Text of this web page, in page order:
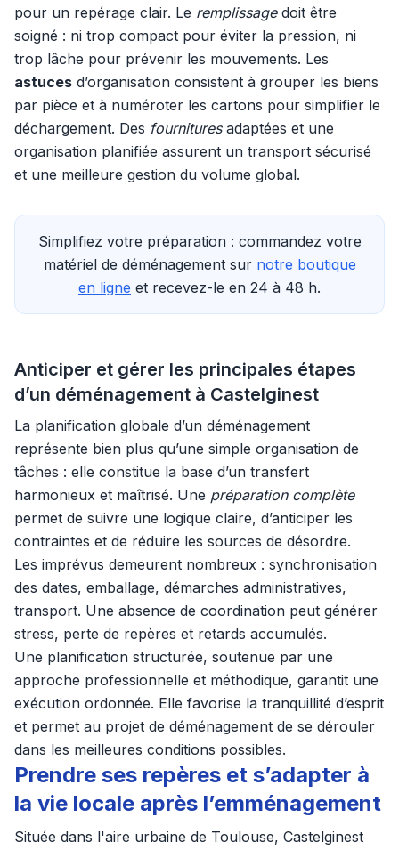
pour un repérage clair. Le remplissagedoit être
soigné : ni trop compact pour éviter la pression, ni
trop lâche pour prévenir les mouvements. Les
astuces d’organisation consistent à grouper les biens
par pièce et à numéroter les cartons pour simplifier le
déchargement. Des fournituresadaptées et une
organisation planifiée assurent un transport sécurisé
et une meilleure gestion du volume global.
Simplifiez votre préparation : commandez votre
matériel de déménagement sur notre boutique
en ligne et recevez-le en 24 à 48 h.
Anticiper et gérer les principales étapes
d’un déménagement à Castelginest
La planification globale d’un déménagement
représente bien plus qu’une simple organisation de
tâches : elle constitue la base d’un transfert
harmonieux et maîtrisé. Une préparation complète
permet de suivre une logique claire, d’anticiper les
contraintes et de réduire les sources de désordre.
Les imprévus demeurent nombreux : synchronisation
des dates, emballage, démarches administratives,
transport. Une absence de coordination peut générer
stress, perte de repères et retards accumulés.
Une planification structurée, soutenue par une
approche professionnelle et méthodique, garantit une
exécution ordonnée. Elle favorise la tranquillité d’esprit
et permet au projet de déménagement de se dérouler
dans les meilleures conditions possibles.
Prendre ses repères et s’adapter à
la vie locale après l’emménagement
Située dans l'aire urbaine de Toulouse, Castelginest